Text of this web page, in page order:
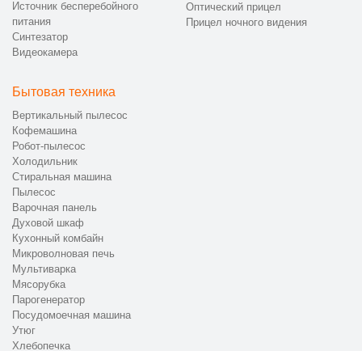
Источник бесперебойного
питания
Синтезатор
Видеокамера
Оптический прицел
Прицел ночного видения
Бытовая техника
Вертикальный пылесос
Кофемашина
Робот-пылесос
Холодильник
Стиральная машина
Пылесос
Варочная панель
Духовой шкаф
Кухонный комбайн
Микроволновая печь
Мультиварка
Мясорубка
Парогенератор
Посудомоечная машина
Утюг
Хлебопечка